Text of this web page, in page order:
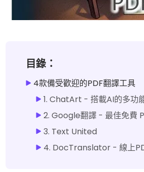
目錄：
4款備受歡迎的PDF翻譯工具
1. ChatArt - 搭載AI的多功
2. Google翻譯 - 最佳免費
3. Text United
4. DocTranslator - 線上